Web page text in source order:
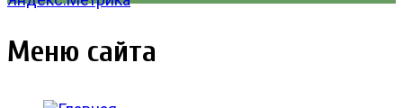
Меню сайта